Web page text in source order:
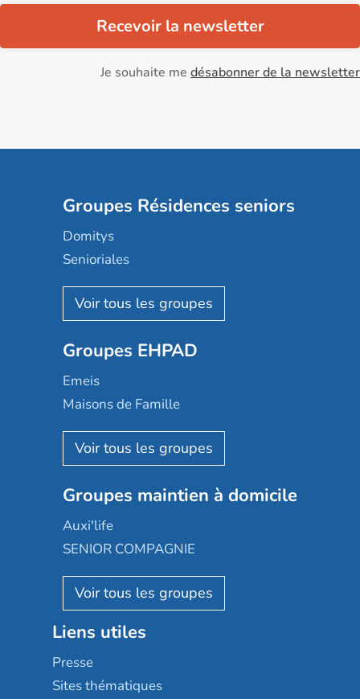
Recevoir la newsletter
Je souhaite me désabonner de la newsletter
Groupes Résidences seniors
Domitys
Senioriales
Nohée
Les Résidentiels
Mobicap
Domusvi
Happy Senior
Aquarelia
Nexity edenea
Les jardins d'Arcadie
Occitalia
Appartseniors
Reseda
Stella management
Les villages d'or
Sérénys
Résidences services Villa Médicis
Groupes EHPAD
Emeis
Maisons de Famille
Korian
Emera
Groupe SOS
Le Noble Âge
Almage
Résidalya
Groupe aplus
Groupes maintien à domicile
Auxi'life
SENIOR COMPAGNIE
AGE D'OR Services
Liens utiles
Presse
Sites thématiques